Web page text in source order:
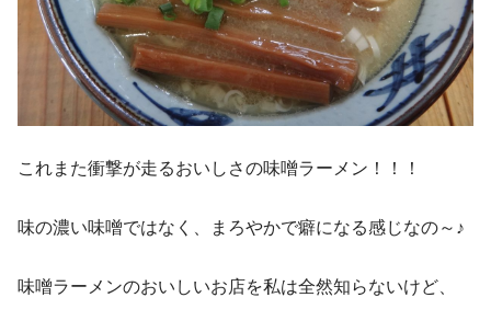
これまた衝撃が走るおいしさの味噌ラーメン！！！
味の濃い味噌ではなく、まろやかで癖になる感じなの～♪
味噌ラーメンのおいしいお店を私は全然知らないけど、